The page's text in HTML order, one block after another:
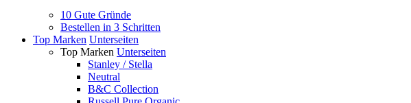
10 Gute Gründe
Bestellen in 3 Schritten
Top Marken Unterseiten
Top Marken Unterseiten
Stanley / Stella
Neutral
B&C Collection